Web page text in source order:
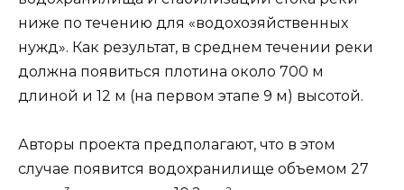
ниже по течению для «водохозяйственных
нужд». Как результат, в среднем течении реки
должна появиться плотина около 700 м
длиной и 12 м (на первом этапе 9 м) высотой.
Авторы проекта предполагают, что в этом
случае появится водохранилище объемом 27